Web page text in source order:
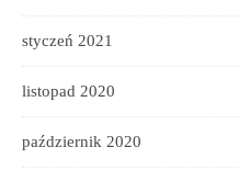
styczeń 2021
listopad 2020
październik 2020